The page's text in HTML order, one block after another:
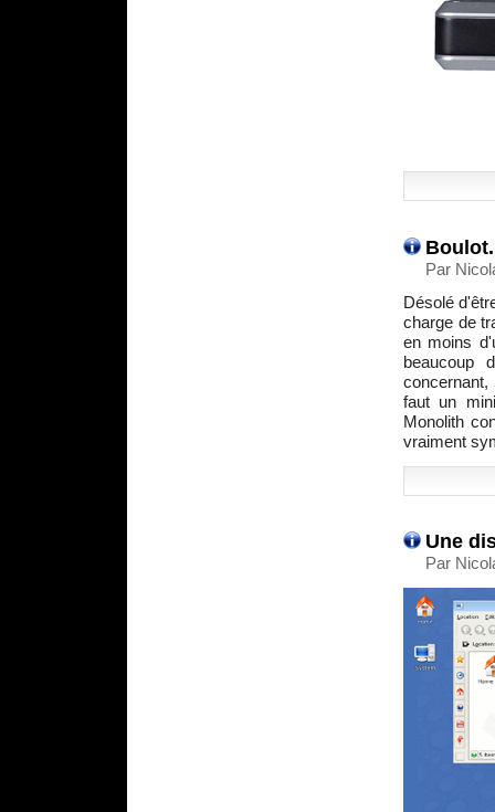
Boulot.
Par
Désolé
charge de
en moins
beaucoup
concernant,
faut un
Monolith
vraiment
Une
Par